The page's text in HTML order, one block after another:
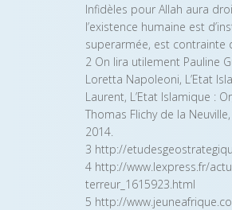
Infidèles pour Allah aura
l’existence humaine est
superarmée, est contrainte
2 On lira utilement Pauline
Loretta Napoleoni, L’Etat
Laurent, L’Etat Islamique :
Thomas Flichy de la
2014.
3 http://
4 http://www.lexpress.fr/
terreur_1615923.html
5 http://